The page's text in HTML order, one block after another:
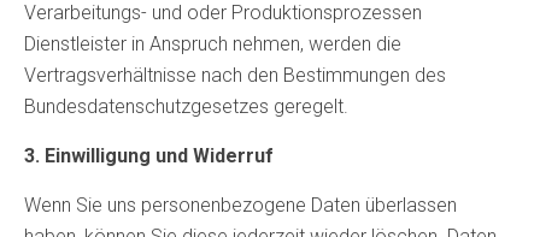
Verarbeitungs- und oder Produktionsprozessen
Dienstleister in Anspruch nehmen, werden die
Vertragsverhältnisse nach den Bestimmungen des
Bundesdatenschutzgesetzes geregelt.
3. Einwilligung und Widerruf
Wenn Sie uns personenbezogene Daten überlassen